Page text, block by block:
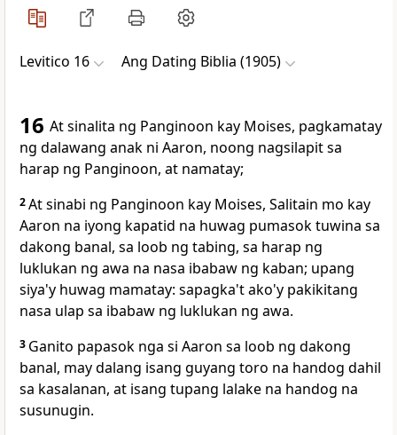
Levitico 16 Ang Dating Biblia (1905)
16 At sinalita ng Panginoon kay Moises, pagkamatay
ng dalawang anak ni Aaron, noong nagsilapit sa
harap ng Panginoon, at namatay;
2At sinabi ng Panginoon kay Moises, Salitain mo kay
Aaron na iyong kapatid na huwag pumasok tuwina sa
dakong banal, sa loob ng tabing, sa harap ng
luklukan ng awa na nasa ibabaw ng kaban; upang
siya'y huwag mamatay: sapagka't ako'y pakikitang
nasa ulap sa ibabaw ng luklukan ng awa.
3 Ganito papasok nga si Aaron sa loob ng dakong
banal, may dalang isang guyang toro na handog dahil
sa kasalanan, at isang tupang lalake na handog na
susunugin.